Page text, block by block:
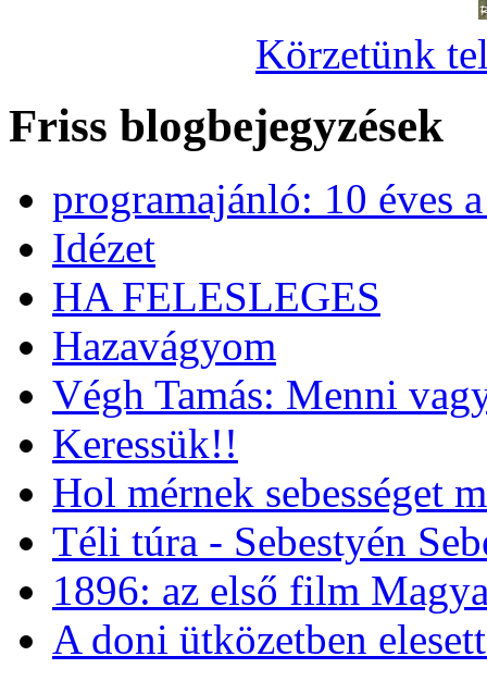
Körzetünk
Friss blogbejegyzések
programajánló: 10 éves
Idézet
HA FELESLEGES
Hazavágyom
Végh Tamás: Menni
Keressük!!
Hol mérnek sebességet
Téli túra - Sebestyén
1896: az első film
A doni ütközetben